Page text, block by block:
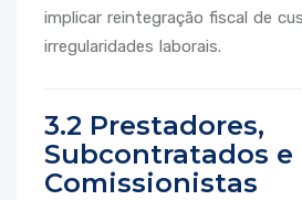
implicar reintegração fiscal de
irregularidades laborais.
3.2 Prestadores,
Subcontratados e
Comissionistas